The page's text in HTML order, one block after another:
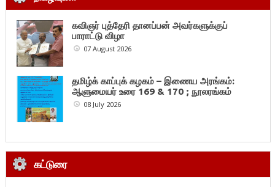
கவிஞர் புத்தேரி தானப்பன் அவர்களுக்குப்
பாராட்டு விழா
07 August 2026
தமிழ்க் காப்புக் கழகம் – இணைய அரங்கம்:
ஆளுமையர் உரை 169 & 170 ; நூலரங்கம்
08 July 2026
கட்டுரை